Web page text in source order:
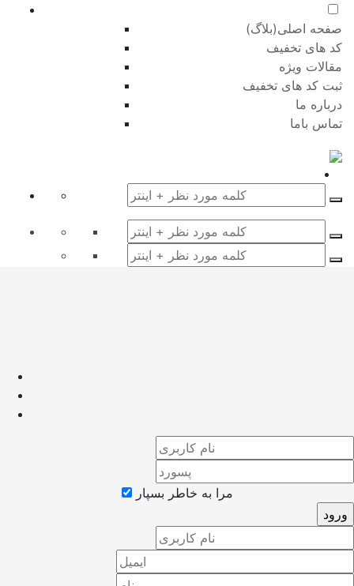
صفحه اصلی(بلاگ)
کد های تخفیف
مقالات ویژه
ثبت کد های تخفیف
درباره ما
تماس باما
مرا به خاطر بسپار